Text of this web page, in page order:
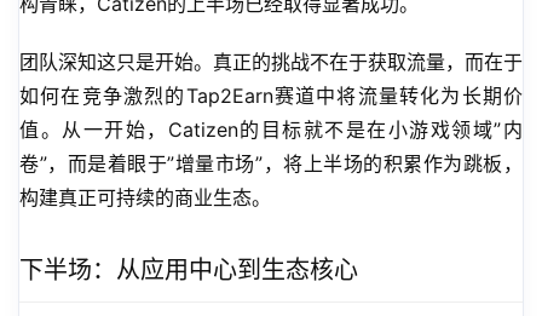
团队深知这只是开始。真正的挑战不在于获取流量，而在于
如何在竞争激烈的Tap2Earn赛道中将流量转化为长期价
值。从一开始，Catizen的目标就不是在小游戏领域”内
卷”，而是着眼于”增量市场”，将上半场的积累作为跳板，
构建真正可持续的商业生态。
下半场：从应用中心到生态核心